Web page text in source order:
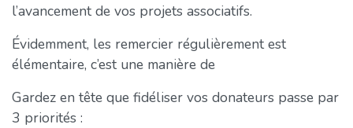
l’avancement de vos projets associatifs.
Évidemment, les remercier régulièrement est
élémentaire, c’est une manière de
Gardez en tête que fidéliser vos donateurs passe par
3 priorités :